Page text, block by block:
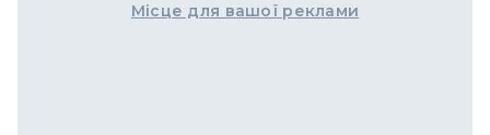
Місце для вашої реклами